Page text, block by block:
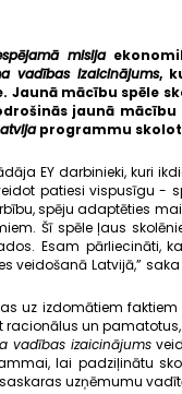
misija
vadības izaicinājums,
Jaunā mācību spēle
jaunā
programmu
EY darbinieki, kuri
patiesi vispusīgu -
spēju adaptēties
Šī spēle ļaus
Esam pārliecināti,
Latvijā,” saka
uz izdomātiem
un
vadības izaicinājums
lai padziļinātu
uzņēmumu